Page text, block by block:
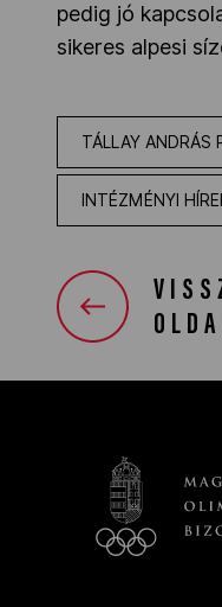
pedig jó
sikeres alpesi
TÁLLAY ANDRÁS
INTÉZMÉNYI